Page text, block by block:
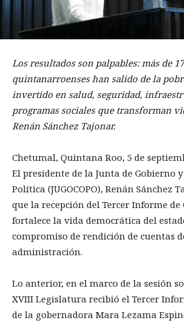
Los resultados son palpables: más de
quintanarroenses han salido de la
invertido en salud, seguridad,
programas sociales que transforman
Renán Sánchez Tajonar.
Chetumal, Quintana Roo, 5 de
El presidente de la Junta de Gobierno
Política (JUGOCOPO), Renán Sánchez
que la recepción del Tercer Informe de
fortalece la vida democrática del
compromiso de rendición de cuentas
administración.
Lo anterior, en el marco de la sesión
XVIII Legislatura recibió el Tercer
de la gobernadora Mara Lezama